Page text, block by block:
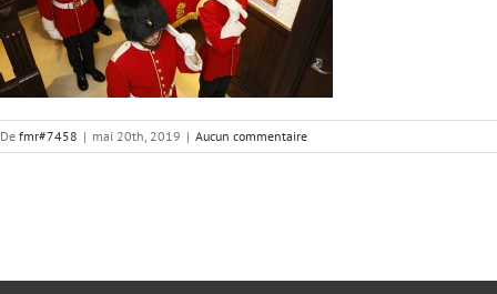
De fmr#7458 | mai 20th, 2019 | Aucun commentaire